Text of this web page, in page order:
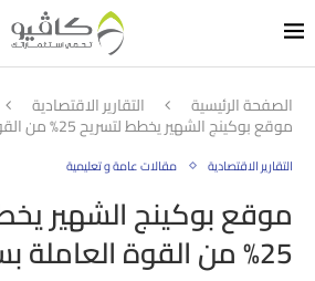
الصفحة الرئيسية التقارير الاقتصادية
موقع بوكينج الشهير يخطط لتسريح 25% من القوة العاملة بسبب كورونا
التقارير الاقتصادية مقالات عامة و تعليمية
موقع بوكينج الشهير
25% من القوة العاملة بسبب كورونا